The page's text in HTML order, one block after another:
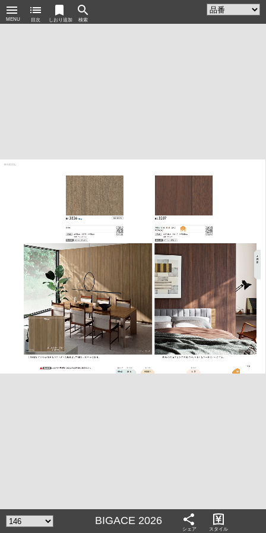
menu
MENU
list
目次
bookmark
しおり追加
search
検索
BIGACE 2026 share
シェア スタイル